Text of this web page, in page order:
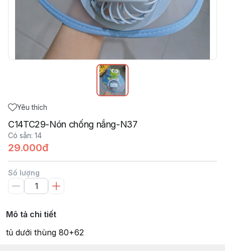
Yêu thích
C14TC29-Nón chống nắng-N37
Có sẵn: 14
29.000đ
Số lượng
Mô tả chi tiết
tủ dưới thùng 80+62